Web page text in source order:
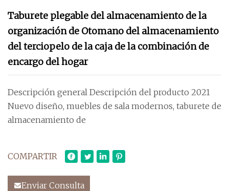
Taburete plegable del almacenamiento de la
organización de Otomano del almacenamiento
del terciopelo de la caja de la combinación de
encargo del hogar
Descripción general Descripción del producto 2021
Nuevo diseño, muebles de sala modernos, taburete de
almacenamiento de
COMPARTIR
Enviar Consulta